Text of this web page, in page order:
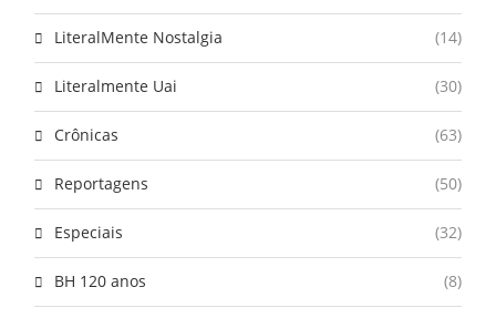
LiteralMente Nostalgia (14)
Literalmente Uai (30)
Crônicas (63)
Reportagens (50)
Especiais (32)
BH 120 anos (8)